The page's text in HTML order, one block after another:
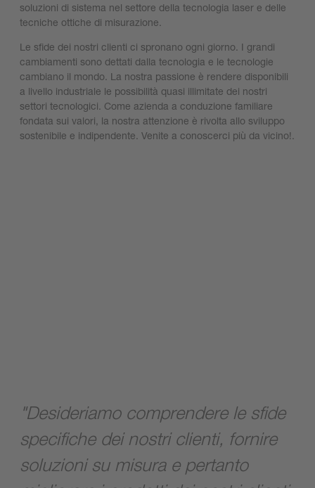
soluzioni di sistema nel settore della tecnologia laser e delle
tecniche ottiche di misurazione.
Le sfide dei nostri clienti ci spronano ogni giorno. I grandi
cambiamenti sono dettati dalla tecnologia e le tecnologie
cambiano il mondo. La nostra passione è rendere disponibili
a livello industriale le possibilità quasi illimitate dei nostri
settori tecnologici. Come azienda a conduzione familiare
fondata sui valori, la nostra attenzione è rivolta allo sviluppo
sostenibile e indipendente. Venite a conoscerci più da vicino!.
"Desideriamo comprendere le sfide
specifiche dei nostri clienti, fornire
soluzioni su misura e pertanto